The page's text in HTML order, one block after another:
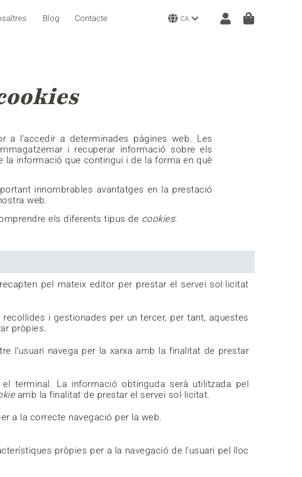
Blog Contacte CA
l'accedir a determinades pàgines web. Les
i recuperar informació sobre els
la informació que contingui i de la forma en què
innombrables avantatges en la prestació
web.
els diferents tipus de cookies:
pel mateix editor per prestar el servei sol·licitat
i gestionades per un tercer, per tant, aquestes
pròpies.
l'usuari navega per la xarxa amb la finalitat de prestar
el terminal. La informació obtinguda serà utilitzada pel
amb la finalitat de prestar el servei sol·licitat.
a la correcte navegació per la web.
pròpies per a la navegació de l'usuari pel lloc